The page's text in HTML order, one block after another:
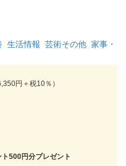
生活情報 芸術その他 家事・
円＋税10％）
500円分プレゼント